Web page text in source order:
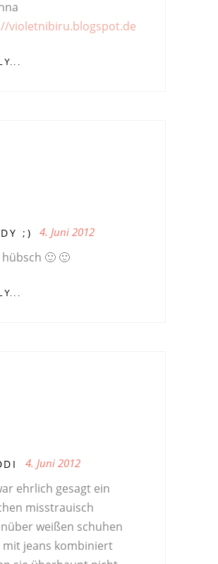
violetnibiru.blogspot.de
;) 4. Juni 2012
🙂 🙂
4. Juni 2012
ehrlich gesagt ein
misstrauisch
weißen schuhen
mit jeans kombiniert